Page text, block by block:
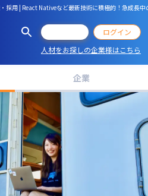
採用 | React Nativeなど最新技術に積極的！急成長
ログイン
人材をお探しの企業様はこちら
企業